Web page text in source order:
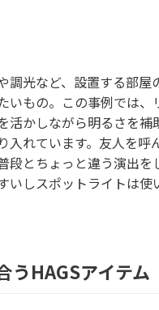
調光など、設置する部屋
いもの。この事例では、
活かしながら明るさを補
入れています。友人を呼
段とちょっと違う演出を
いしスポットライトは使
うHAGSアイテム